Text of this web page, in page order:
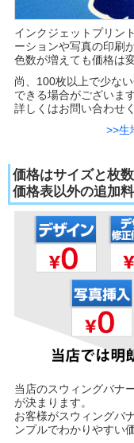
インクジェットプリン
ーションや写真の印刷
色数が増えても価格は
尚、100枚以上で少な
できる場合がございます
詳しくはお問い合わせ
>>生
価格はサイズと枚
価格表以外の追加
当店のスウィングバナ
が決まります。
お客様がスウィングバ
ンプルでわかりやすい